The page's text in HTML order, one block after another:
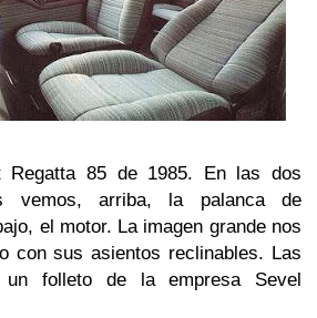
Regatta 85 de 1985. En las dos
vemos, arriba, la palanca de
el motor. La imagen grande nos
con sus asientos reclinables. Las
folleto de la empresa Sevel